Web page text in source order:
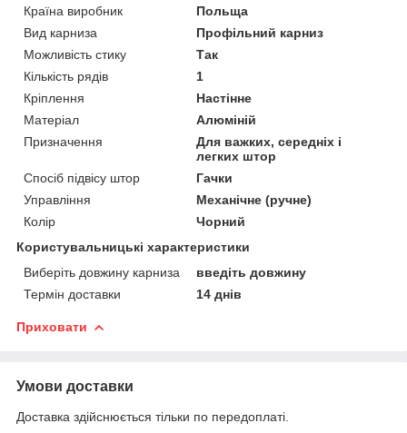
Країна виробник
Польща
Вид карниза
Профільний карниз
Можливість стику
Так
Кількість рядів
1
Кріплення
Настінне
Матеріал
Алюміній
Призначення
Для важких, середніх і
легких штор
Спосіб підвісу штор
Гачки
Управління
Механічне (ручне)
Колір
Чорний
Користувальницькі характеристики
Виберіть довжину карниза
введіть довжину
Термін доставки
14 днів
Приховати
Умови доставки
Доставка здійснюється тільки по передоплаті.